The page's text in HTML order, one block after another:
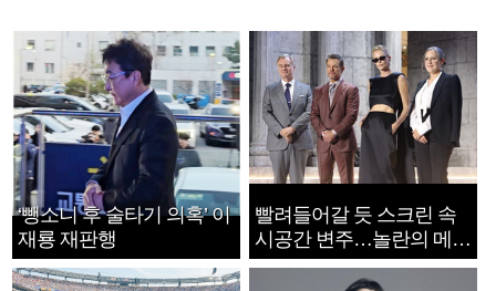
‘뺑소니 후 술타기 의혹’ 이
재룡 재판행
빨려들어갈 듯 스크린 속
시공간 변주…놀란의 메시
지는 ‘전쟁 속죄’